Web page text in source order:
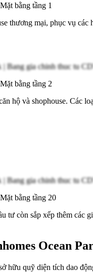
bằng tầng 1
thương mại, phục vụ
bằng tầng 2
hộ và shophouse. Các
bằng tầng 20
tư còn sắp xếp thêm
Ocean
hữu quỹ diện tích dao